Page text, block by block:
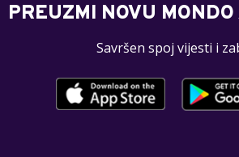
PREUZMI NOVU
Savršen spoj vijesti i